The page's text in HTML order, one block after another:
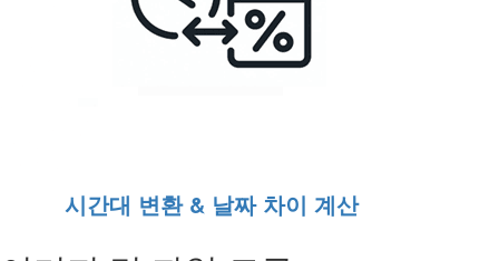
시간대 변환 & 날짜 차이 계산